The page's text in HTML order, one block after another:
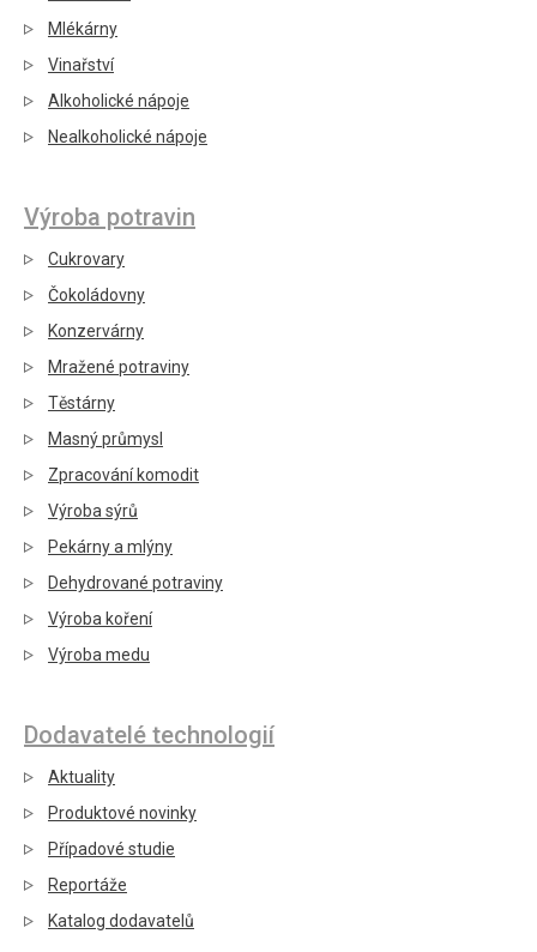
Mlékárny
Vinařství
Alkoholické nápoje
Nealkoholické nápoje
Výroba potravin
Cukrovary
Čokoládovny
Konzervárny
Mražené potraviny
Těstárny
Masný průmysl
Zpracování komodit
Výroba sýrů
Pekárny a mlýny
Dehydrované potraviny
Výroba koření
Výroba medu
Dodavatelé technologií
Aktuality
Produktové novinky
Případové studie
Reportáže
Katalog dodavatelů